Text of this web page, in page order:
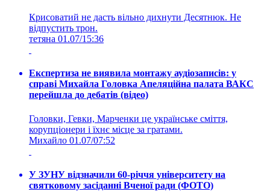
Крисоватий не дасть вільно дихнути Десятнюк. Не
відпустить трон.
тетяна 01.07/15:36
Експертиза не виявила монтажу аудіозаписів: у
справі Михайла Головка Апеляційна палата ВАКС
перейшла до дебатів (відео)
Головки, Гевки, Марченки це українське сміття,
корупціонери і їхнє місце за гратами.
Михайло 01.07/07:52
У ЗУНУ відзначили 60-річчя університету на
святковому засіданні Вченої ради (ФОТО)